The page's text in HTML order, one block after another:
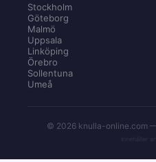
Stockholm
Göteborg
Malmö
Uppsala
Linköping
Örebro
Sollentuna
Umeå
© 2026 knulla-online.com